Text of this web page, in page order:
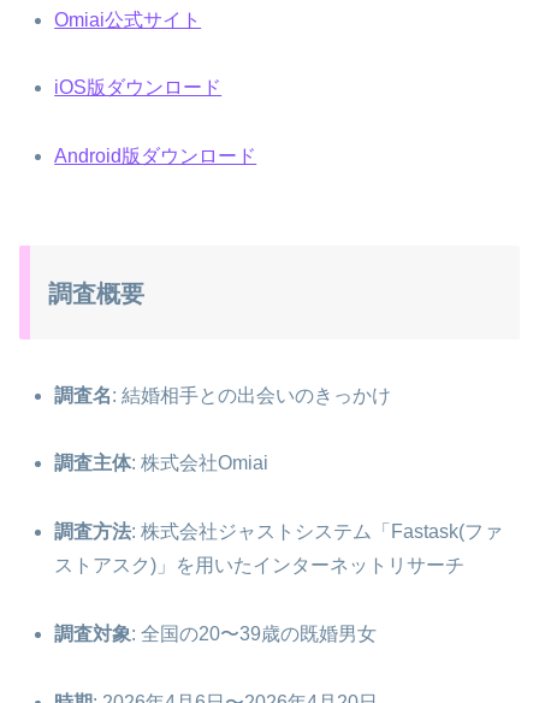
Omiai公式サイト
iOS版ダウンロード
Android版ダウンロード
調査概要
調査名: 結婚相手との出会いのきっかけ
調査主体: 株式会社Omiai
調査方法: 株式会社ジャストシステム「Fastask(ファ
ストアスク)」を用いたインターネットリサーチ
調査対象: 全国の20〜39歳の既婚男女